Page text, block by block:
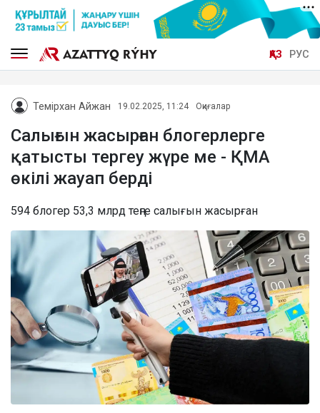
ҚАЗ РУС
Темірхан Айжан 19.02.2025, 11:24 Оқиғалар
Салығын жасырған блогерлерге
қатысты тергеу жүре ме - ҚМА
өкілі жауап берді
594 блогер 53,3 млрд теңге салығын жасырған